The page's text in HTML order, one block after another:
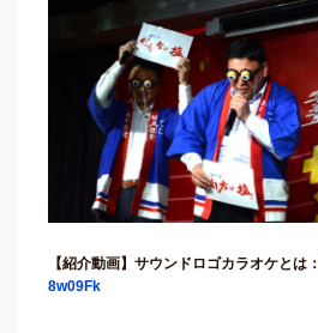
【紹介動画】サウンドロゴカラオケとは：
8w09Fk